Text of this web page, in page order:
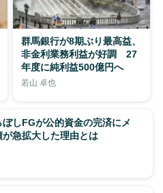
群馬銀行が8期ぶり最高益、
非金利業務利益が好調 27
年度に純利益500億円へ
若山 卓也
ぼしFGが公的資金の完済にメ
急拡大した理由とは